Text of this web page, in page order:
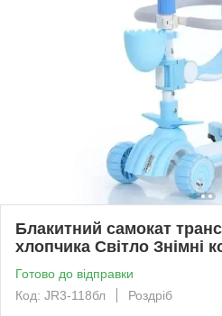
Блакитний самокат
хлопчика Світло Знімні
Готово до відправки
Код: JR3-118бл
Роздріб